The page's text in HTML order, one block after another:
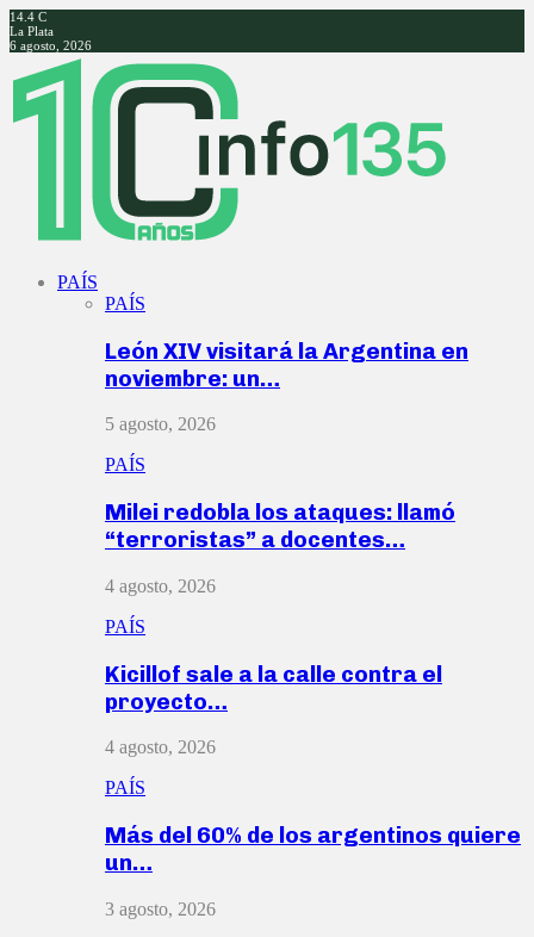
14.4 C
La Plata
6 agosto, 2026
Facebook
Twitter
Instagram
Youtube
PAÍS
PAÍS
León XIV visitará la Argentina en
noviembre: un…
5 agosto, 2026
PAÍS
Milei redobla los ataques: llamó
“terroristas” a docentes…
4 agosto, 2026
PAÍS
Kicillof sale a la calle contra el
proyecto…
4 agosto, 2026
PAÍS
Más del 60% de los argentinos quiere
un…
3 agosto, 2026